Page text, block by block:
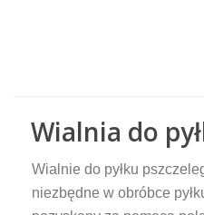
Wialnia do
Wialnie do pyłku
niezbędne w obróbce